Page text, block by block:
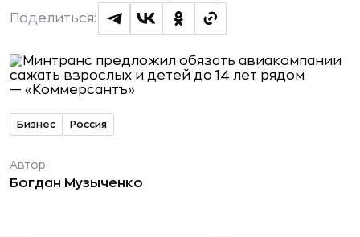
Поделиться:
Бизнес Россия
Автор:
Богдан Музыченко